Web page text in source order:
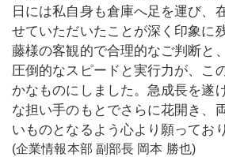
日には私自身も倉庫へ足を運び、
せていただいたことが深く印象に
藤様の客観的で合理的なご判断と
圧倒的なスピードと実行力が、こ
かなものにしました。急成長を遂
な担い手のもとでさらに花開き、
いものとなるよう心より願ってお
(企業情報本部 副部長 岡本 勝也)